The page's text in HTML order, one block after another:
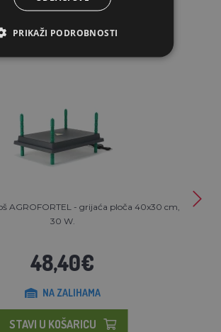
ARTIKLI
AGROFORTEL - grijaća ploča 40x30 cm,
30 W.
48,40€
NA ZALIHAMA
STAVI U KOŠARICU
PRIKAŽI PODROBNOSTI